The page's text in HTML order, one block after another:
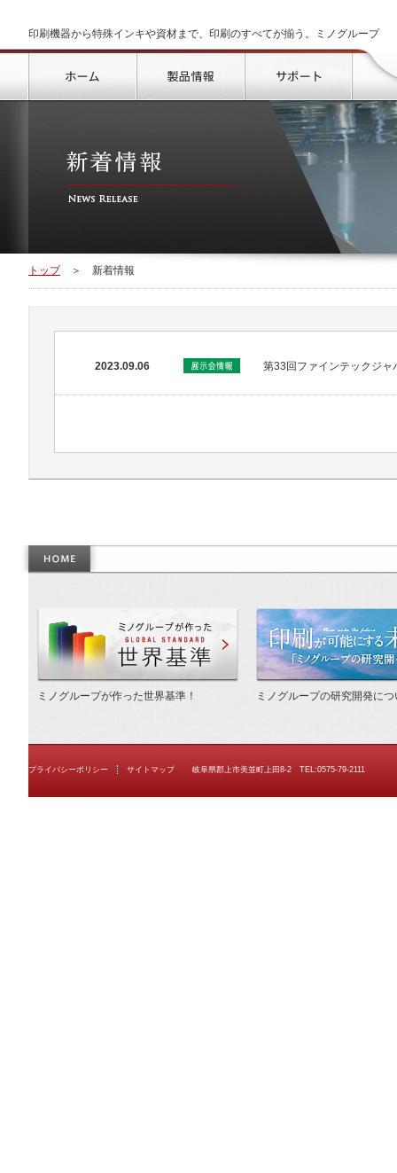
印刷機器から特殊インキや資材まで、印刷のすべてが揃う。ミノグループ
トップ
製品情報 サポート
トップ ＞ 新着情報
2023.09.06 第33回ファインテックジャ
作った世界基準
ミノグループが作った世界基準！ ミノグループの研究開発につ
プライバシーポリシー サイトマップ 岐阜県郡上市美並町上田8-2 TEL:0575-79-2111